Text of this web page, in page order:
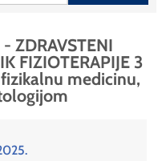
ZDRAVSTENI
FIZIOTERAPIJE 3
medicinu,